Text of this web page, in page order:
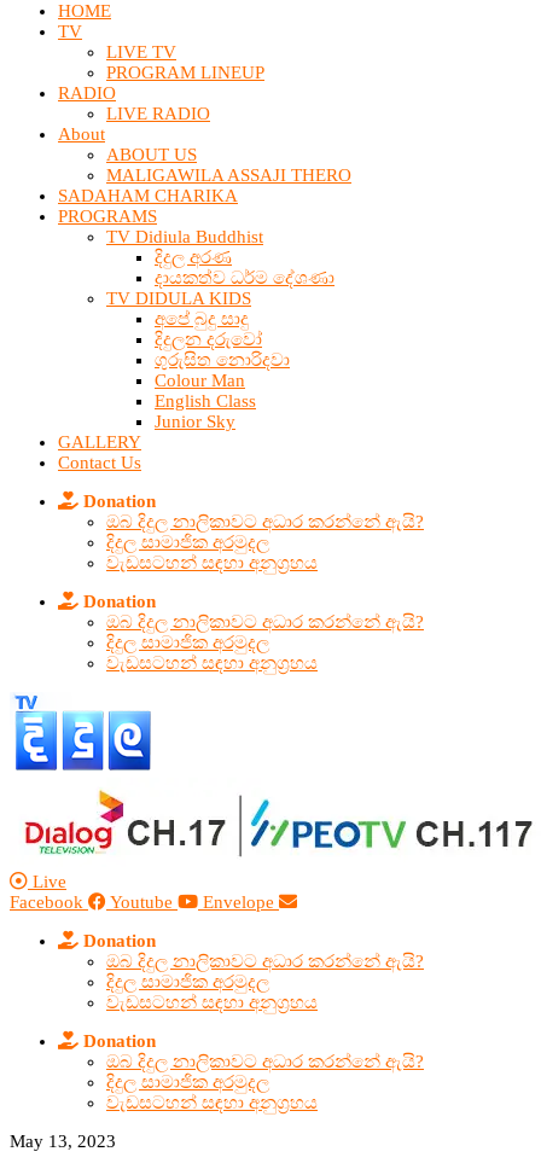
HOME
TV
LIVE TV
PROGRAM LINEUP
RADIO
LIVE RADIO
About
ABOUT US
MALIGAWILA ASSAJI THERO
SADAHAM CHARIKA
PROGRAMS
TV Didiula Buddhist
දිදුල අරණ
දායකත්ව ධර්ම දේශණා
TV DIDULA KIDS
අපේ බුදු සාදු
දිදුලන දරුවෝ
ගුරුසිත නොරිදවා
Colour Man
English Class
Junior Sky
GALLERY
Contact Us
Donation
ඔබ දිදුල නාලිකාවට අධාර කරන්නේ ඇයි?
දිදුල සාමාජික අරමුදල
වැඩසටහන් සඳහා අනුග්‍රහය
Donation
ඔබ දිදුල නාලිකාවට අධාර කරන්නේ ඇයි?
දිදුල සාමාජික අරමුදල
වැඩසටහන් සඳහා අනුග්‍රහය
Live
Facebook
Youtube Envelope
Donation
ඔබ දිදුල නාලිකාවට අධාර කරන්නේ ඇයි?
දිදුල සාමාජික අරමුදල
වැඩසටහන් සඳහා අනුග්‍රහය
Donation
ඔබ දිදුල නාලිකාවට අධාර කරන්නේ ඇයි?
දිදුල සාමාජික අරමුදල
වැඩසටහන් සඳහා අනුග්‍රහය
May 13, 2023